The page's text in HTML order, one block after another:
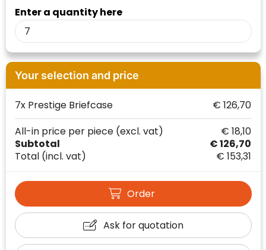
Enter a quantity here
Your selection and price
7x Prestige Briefcase € 126,70
Subtotal
€ 126,70
Total (incl. vat) € 153,31
All-in price per piece (excl. vat) € 18,10
Order
Ask for quotation